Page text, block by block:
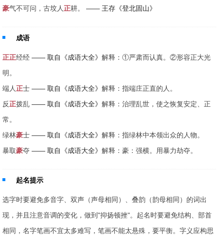
豪气不可问，古坟人正耕。 —— 王存《登北固山》
成语
正正经经 —— 取自《成语大全》 解释：①严肃而认真。②形容正大光
明。
端人正士 —— 取自《成语大全》 解释：指端庄正直的人。
反正拨乱 —— 取自《成语大全》 解释：治理乱世，使之恢复安定、正
常。
绿林豪士 —— 取自《成语大全》 解释：指绿林中本领出众的人物。
暴取豪夺 —— 取自《成语大全》 解释：豪：强横。用暴力劫夺。
起名提示
选字时要避免多音字、双声（声母相同）、叠韵（韵母相同）的词出
现，并且注意音调的变化，做到"抑扬顿挫"。起名时要避免结构、部首
相同，名字笔画不宜太多难写，笔画不能太悬殊，要平衡。字义应构思